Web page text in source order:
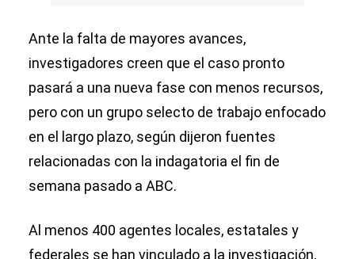
Ante la falta de mayores avances,
investigadores creen que el caso pronto
pasará a una nueva fase con menos recursos,
pero con un grupo selecto de trabajo enfocado
en el largo plazo, según dijeron fuentes
relacionadas con la indagatoria el fin de
semana pasado a ABC.
Al menos 400 agentes locales, estatales y
federales se han vinculado a la investigación,